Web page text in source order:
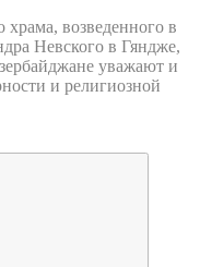
храма, возведенного в
Невского в Гяндже,
уважают и
и религиозной